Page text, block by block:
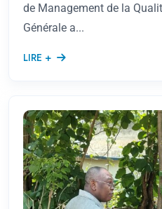
de Management de la
Générale a...
LIRE +